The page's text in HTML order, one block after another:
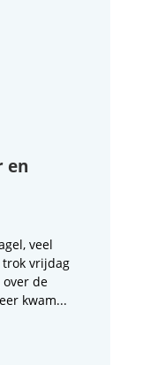
en
veel
vrijdag
de
kwam...